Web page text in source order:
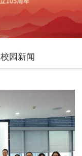
校园新闻